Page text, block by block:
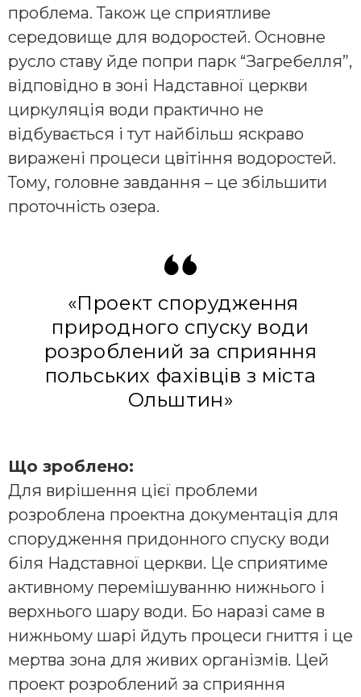
проблема. Також це сприятливе
середовище для водоростей. Основне
русло ставу йде попри парк “Загребелля”,
відповідно в зоні Надставної церкви
циркуляція води практично не
відбувається і тут найбільш яскраво
виражені процеси цвітіння водоростей.
Тому, головне завдання – це збільшити
проточність озера.
«Проект спорудження
природного спуску води
розроблений за сприяння
польських фахівців з міста
Ольштин»
Що зроблено:
Для вирішення цієї проблеми
розроблена проектна документація для
спорудження придонного спуску води
біля Надставної церкви. Це сприятиме
активному перемішуванню нижнього і
верхнього шару води. Бо наразі саме в
нижньому шарі йдуть процеси гниття і це
мертва зона для живих організмів. Цей
проект розроблений за сприяння